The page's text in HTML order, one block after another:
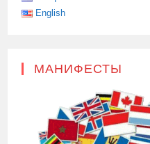
English
МАНИФЕСТЫ